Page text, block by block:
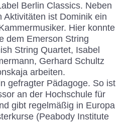
Berlin Classics. Neben
Aktivitäten ist Dominik ein
Hier konnte
dem Emerson String
String Quartet, Isabel
Gerhard Schultz
arbeiten.
gefragter Pädagoge. So ist
an der Hochschule für
gibt regelmäßig in Europa
(Peabody Institute